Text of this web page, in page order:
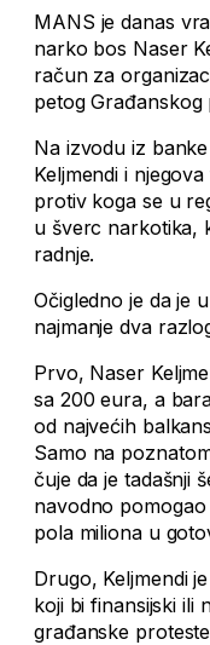
MANS je danas
narko bos Naser
račun za
petog Građanskog
Na izvodu iz
Keljmendi i
protiv koga se u
u šverc narkotika,
radnje.
Očigledno je da je
najmanje dva
Prvo, Naser
sa 200 eura, a
od najvećih
Samo na
čuje da je tadašnji
navodno
pola miliona u
Drugo, Keljmendi
koji bi finansijski ili
građanske